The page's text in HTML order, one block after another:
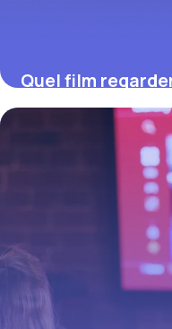
Quel film
moment (juillet